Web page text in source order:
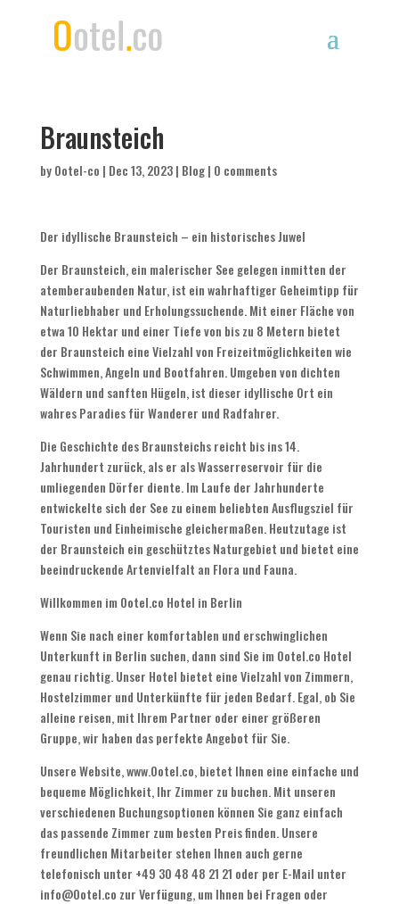
Braunsteich
byOotel-co | Dec 13, 2023| Blog| 0 comments
Der idyllische Braunsteich – ein historisches Juwel
Der Braunsteich, ein malerischer See gelegen inmitten der
atemberaubenden Natur, ist ein wahrhaftiger Geheimtipp für
Naturliebhaber und Erholungssuchende. Mit einer Fläche von
etwa 10 Hektar und einer Tiefe von bis zu 8 Metern bietet
der Braunsteich eine Vielzahl von Freizeitmöglichkeiten wie
Schwimmen, Angeln und Bootfahren. Umgeben von dichten
Wäldern und sanften Hügeln, ist dieser idyllische Ort ein
wahres Paradies für Wanderer und Radfahrer.
Die Geschichte des Braunsteichs reicht bis ins 14.
Jahrhundert zurück, als er als Wasserreservoir für die
umliegenden Dörfer diente. Im Laufe der Jahrhunderte
entwickelte sich der See zu einem beliebten Ausflugsziel für
Touristen und Einheimische gleichermaßen. Heutzutage ist
der Braunsteich ein geschütztes Naturgebiet und bietet eine
beeindruckende Artenvielfalt an Flora und Fauna.
Willkommen im Ootel.co Hotel in Berlin
Wenn Sie nach einer komfortablen und erschwinglichen
Unterkunft in Berlin suchen, dann sind Sie im Ootel.co Hotel
genau richtig. Unser Hotel bietet eine Vielzahl von Zimmern,
Hostelzimmer und Unterkünfte für jeden Bedarf. Egal, ob Sie
alleine reisen, mit Ihrem Partner oder einer größeren
Gruppe, wir haben das perfekte Angebot für Sie.
Unsere Website, www.Ootel.co, bietet Ihnen eine einfache und
bequeme Möglichkeit, Ihr Zimmer zu buchen. Mit unseren
verschiedenen Buchungsoptionen können Sie ganz einfach
das passende Zimmer zum besten Preis finden. Unsere
freundlichen Mitarbeiter stehen Ihnen auch gerne
telefonisch unter +49 30 48 48 21 21 oder per E-Mail unter
info@Ootel.co zur Verfügung, um Ihnen bei Fragen oder